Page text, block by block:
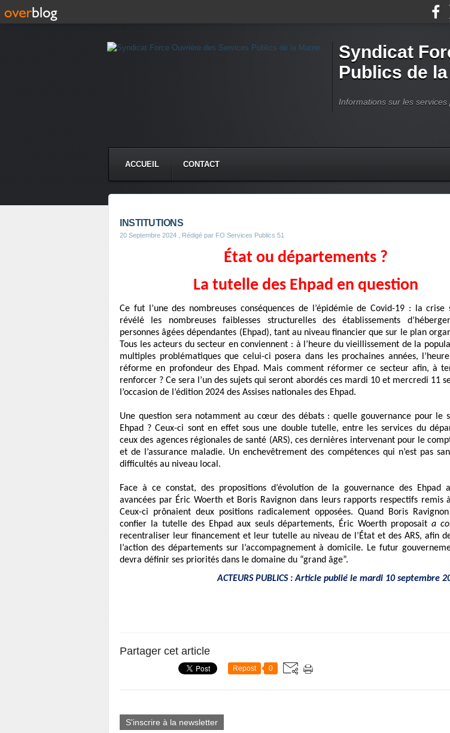
Syndicat
Publics de
Informations sur les
ACCUEIL CONTACT
INSTITUTIONS
20 Septembre 2024 , Rédigé par FO Services Publics 51
État ou départements ?
La tutelle des Ehpad en question
Ce fut l’une des nombreuses conséquences de l’épidémie de Covid-19 : la crise
révélé les nombreuses faiblesses structurelles des établissements
personnes âgées dépendantes (Ehpad), tant au niveau financier que sur le plan
Tous les acteurs du secteur en conviennent : à l’heure du vieillissement de la
multiples problématiques que celui-ci posera dans les prochaines années,
réforme en profondeur des Ehpad. Mais comment réformer ce secteur afin, à
renforcer ? Ce sera l’un des sujets qui seront abordés ces mardi 10 et mercredi 11
l’occasion de l’édition 2024 des Assises nationales des Ehpad.
Une question sera notamment au cœur des débats : quelle gouvernance pour le
Ehpad ? Ceux-ci sont en effet sous une double tutelle, entre les services du
ceux des agences régionales de santé (ARS), ces dernières intervenant pour le
et de l’assurance maladie. Un enchevêtrement des compétences qui n’est pas
difficultés au niveau local.
Face à ce constat, des propositions d’évolution de la gouvernance des Ehpad
avancées par Éric Woerth et Boris Ravignon dans leurs rapports respectifs remis
Ceux-ci prônaient deux positions radicalement opposées. Quand Boris
confier la tutelle des Ehpad aux seuls départements, Éric Woerth proposaita
recentraliser leur financement et leur tutelle au niveau de l’État et des ARS, afin
l’action des départements sur l’accompagnement à domicile. Le futur
devra définir ses priorités dans le domaine du “grand âge”.
ACTEURS PUBLICS : Article publié le mardi 10 septembre
Partager cet article
Repost 0
S'inscrire à la newsletter